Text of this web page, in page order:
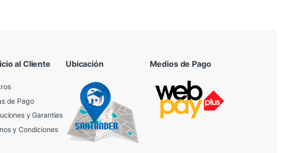
al Cliente
de Pago
y Garantias
y Condiciones
Ubicación Medios de Pago